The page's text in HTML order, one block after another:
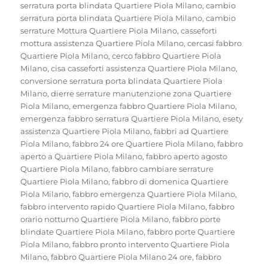
serratura porta blindata Quartiere Piola Milano,cambio
serratura porta blindata Quartiere Piola Milano,cambio
serrature Mottura Quartiere Piola Milano,casseforti
mottura assistenza Quartiere Piola Milano,cercasi fabbro
Quartiere Piola Milano,cerco fabbro Quartiere Piola
Milano,cisa casseforti assistenza Quartiere Piola Milano,
conversione serratura porta blindata Quartiere Piola
Milano,dierre serrature manutenzione zona Quartiere
Piola Milano,emergenza fabbro Quartiere Piola Milano,
emergenza fabbro serratura Quartiere Piola Milano,esety
assistenza Quartiere Piola Milano,fabbri ad Quartiere
Piola Milano,fabbro 24 ore Quartiere Piola Milano,fabbro
aperto a Quartiere Piola Milano,fabbro aperto agosto
Quartiere Piola Milano,fabbro cambiare serrature
Quartiere Piola Milano,fabbro di domenica Quartiere
Piola Milano,fabbro emergenza Quartiere Piola Milano,
fabbro intervento rapido Quartiere Piola Milano,fabbro
orario notturno Quartiere Piola Milano,fabbro porte
blindate Quartiere Piola Milano,fabbro porte Quartiere
Piola Milano,fabbro pronto intervento Quartiere Piola
Milano,fabbro Quartiere Piola Milano 24 ore,fabbro